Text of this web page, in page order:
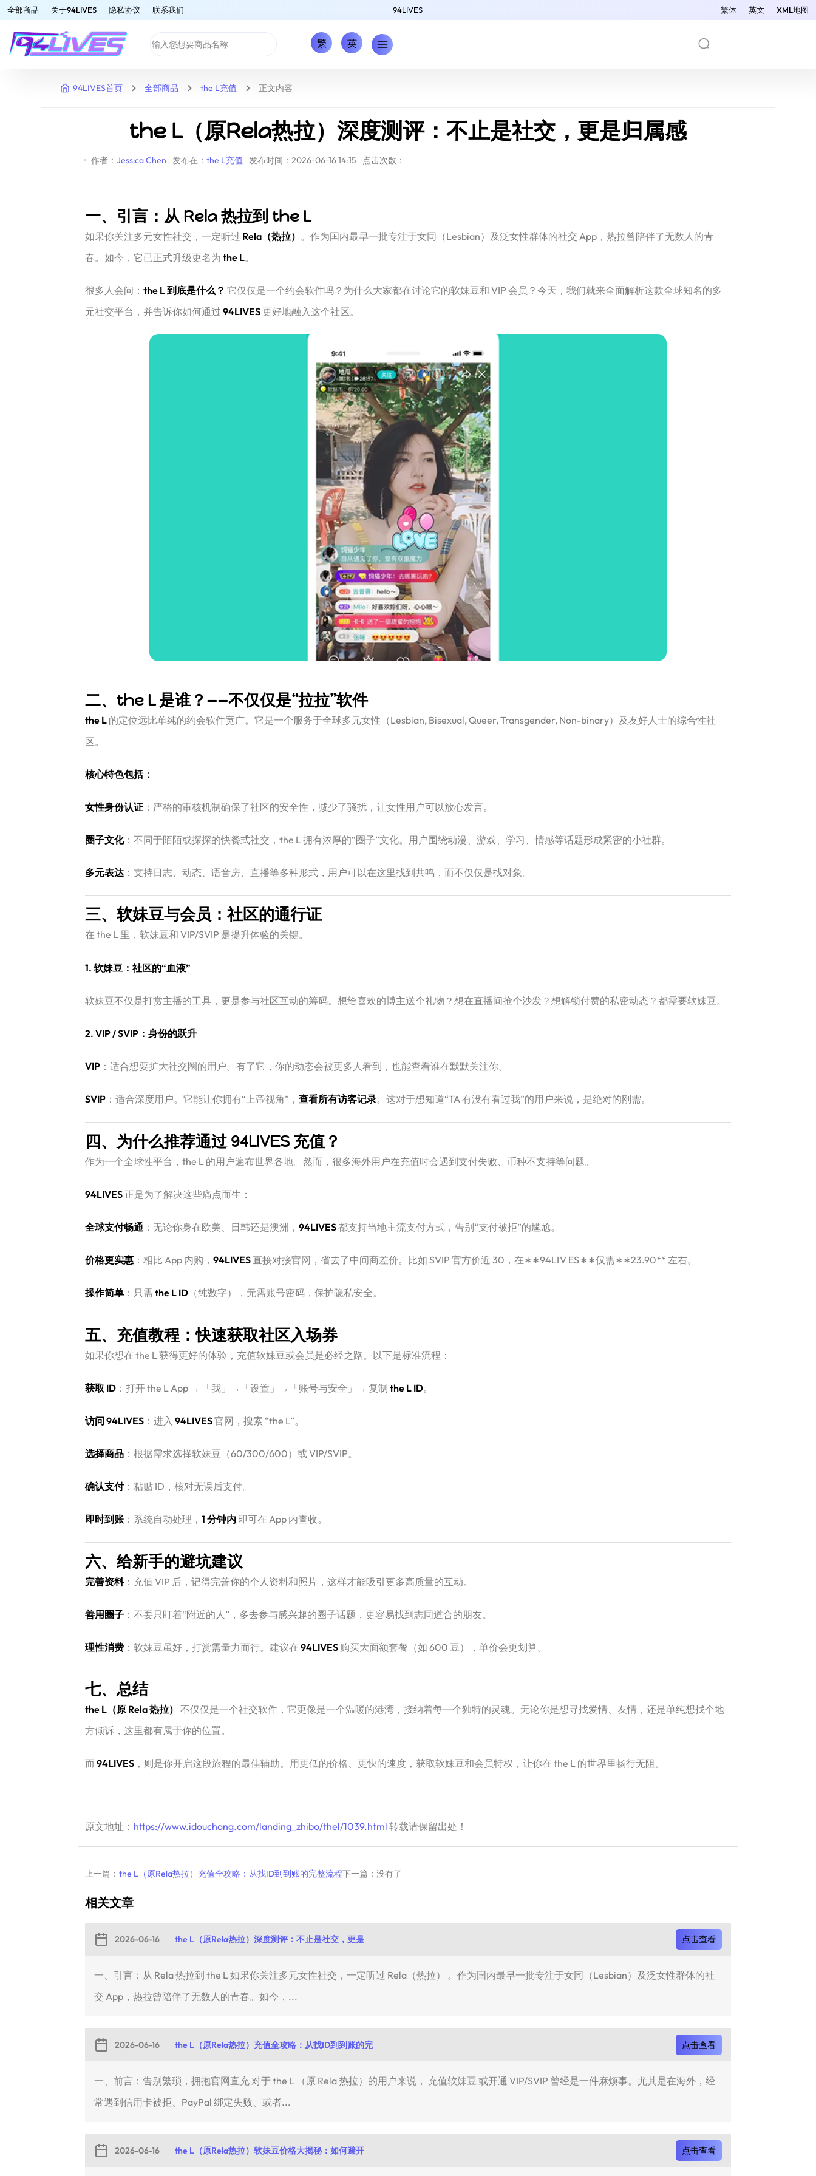
全部商品 关于94LIVES 隐私协议 联系我们 94LIVES 繁体 英文 XML地图
繁 英
94LIVES首页 全部商品 the L充值 正文内容
the L（原Rela热拉）深度测评：不止是社交，更是归属感
作者： Jessica Chen 发布在： the L充值 发布时间：2026-06-16 14:15 点击次数：
一、引言：从 Rela 热拉到 the L
如果你关注多元女性社交，一定听过 Rela（热拉） 。作为国内最早一批专注于女同（Lesbian）及泛女性群体的社交 App，热拉曾陪伴了无数人的青
春。如今，它已正式升级更名为 the L。
很多人会问： the L 到底是什么？ ​ 它仅仅是一个约会软件吗？为什么大家都在讨论它的软妹豆和 VIP 会员？今天，我们就来全面解析这款全球知名的多
元社交平台，并告诉你如何通过 94LIVES​ 更好地融入这个社区。
二、the L 是谁？——不仅仅是“拉拉”软件
the L​ 的定位远比单纯的约会软件宽广。它是一个服务于全球多元女性（Lesbian, Bisexual, Queer, Transgender, Non-binary）及友好人士的综合性社
区。
核心特色包括：
女性身份认证：严格的审核机制确保了社区的安全性，减少了骚扰，让女性用户可以放心发言。
圈子文化：不同于陌陌或探探的快餐式社交，the L 拥有浓厚的“圈子”文化。用户围绕动漫、游戏、学习、情感等话题形成紧密的小社群。
多元表达：支持日志、动态、语音房、直播等多种形式，用户可以在这里找到共鸣，而不仅仅是找对象。
三、软妹豆与会员：社区的通行证
在 the L 里，软妹豆和 VIP/SVIP 是提升体验的关键。
1. 软妹豆：社区的“血液”
软妹豆不仅是打赏主播的工具，更是参与社区互动的筹码。想给喜欢的博主送个礼物？想在直播间抢个沙发？想解锁付费的私密动态？都需要软妹豆。
2. VIP / SVIP：身份的跃升
VIP：适合想要扩大社交圈的用户。有了它，你的动态会被更多人看到，也能查看谁在默默关注你。
SVIP：适合深度用户。它能让你拥有“上帝视角”， 查看所有访客记录。这对于想知道“TA 有没有看过我”的用户来说，是绝对的刚需。
四、为什么推荐通过 94LIVES 充值？
作为一个全球性平台，the L 的用户遍布世界各地。然而，很多海外用户在充值时会遇到支付失败、币种不支持等问题。
94LIVES​ 正是为了解决这些痛点而生：
全球支付畅通 ：无论你身在欧美、日韩还是澳洲， 94LIVES​ 都支持当地主流支付方式，告别“支付被拒”的尴尬。
价格更实惠：相比 App 内购， 94LIVES​ 直接对接官网，省去了中间商差价。比如 SVIP 官方价近 30 ，在∗ ∗94LIV ES ∗ ∗仅需∗ ∗23.90**​ 左右。
操作简单：只需 the L ID（纯数字），无需账号密码，保护隐私安全。
五、充值教程：快速获取社区入场券
如果你想在 the L 获得更好的体验，充值软妹豆或会员是必经之路。以下是标准流程：
获取 ID：打开 the L App → 「我」→「设置」→「账号与安全」→ 复制 the L ID。
访问 94LIVES：进入 94LIVES​ 官网，搜索 “the L”。
选择商品：根据需求选择软妹豆（60/300/600）或 VIP/SVIP。
确认支付：粘贴 ID，核对无误后支付。
即时到账：系统自动处理， 1 分钟内 ​ 即可在 App 内查收。
六、给新手的避坑建议
完善资料：充值 VIP 后，记得完善你的个人资料和照片，这样才能吸引更多高质量的互动。
善用圈子：不要只盯着“附近的人”，多去参与感兴趣的圈子话题，更容易找到志同道合的朋友。
理性消费：软妹豆虽好，打赏需量力而行。建议在 94LIVES​ 购买大面额套餐（如 600 豆），单价会更划算。
七、总结
the L（原 Rela 热拉） ​ 不仅仅是一个社交软件，它更像是一个温暖的港湾，接纳着每一个独特的灵魂。无论你是想寻找爱情、友情，还是单纯想找个地
方倾诉，这里都有属于你的位置。
而 94LIVES，则是你开启这段旅程的最佳辅助。用更低的价格、更快的速度，获取软妹豆和会员特权，让你在 the L 的世界里畅行无阻。
原文地址： https://www.idouchong.com/landing_zhibo/thel/1039.html 转载请保留出处！
上一篇： the L（原Rela热拉）充值全攻略：从找ID到到账的完整流程下一篇：没有了
相关文章
2026-06-16 the L（原Rela热拉）深度测评：不止是社交，更是 点击查看
一、引言：从 Rela 热拉到 the L 如果你关注多元女性社交，一定听过 Rela（热拉） 。作为国内最早一批专注于女同（Lesbian）及泛女性群体的社
交 App，热拉曾陪伴了无数人的青春。如今，...
2026-06-16 the L（原Rela热拉）充值全攻略：从找ID到到账的完 点击查看
一、前言：告别繁琐，拥抱官网直充 对于 the L （原 Rela 热拉）的用户来说， 充值软妹豆 或开通 VIP/SVIP 曾经是一件麻烦事。尤其是在海外，经
常遇到信用卡被拒、PayPal 绑定失败、或者...
2026-06-16 the L（原Rela热拉）软妹豆价格大揭秘：如何避开 点击查看